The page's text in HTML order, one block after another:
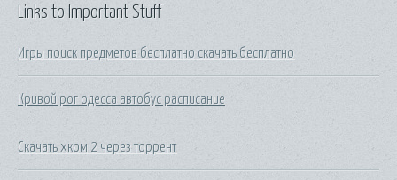
Links to Important Stuff
Игры поиск предметов бесплатно скачать бесплатно
Кривой рог одесса автобус расписание
Скачать хком 2 через торрент